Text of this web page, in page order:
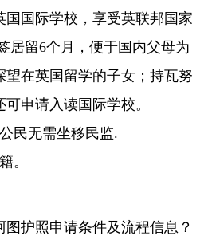
国国际学校，享受英联邦国家
居留6个月，便于国内父母为
望在英国留学的子女；持瓦努
申请入读国际学校。
民无需坐移民监.
。
图护照申请条件及流程信息？